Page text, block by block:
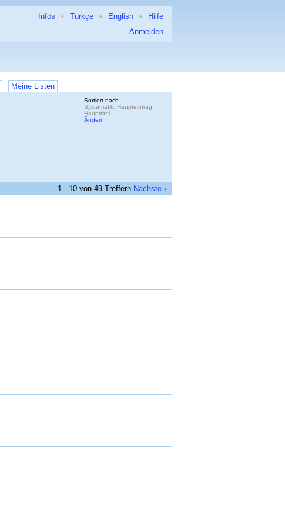
Hilfe
•
English
•
Türkçe
•
Infos
Anmelden
Meine Listen
Sortiert nach
Systematik, Haupteintrag,
Haupttitel
Ändern
1 - 10 von 49 Treffern Nächste ›